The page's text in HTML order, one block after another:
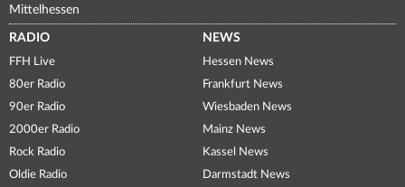
Mittelhessen
RADIO
FFH Live
80er Radio
90er Radio
2000er Radio
Rock Radio
Oldie Radio
NEWS
Hessen News
Frankfurt News
Wiesbaden News
Mainz News
Kassel News
Darmstadt News